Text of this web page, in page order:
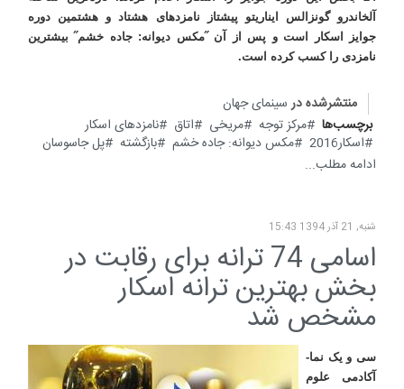
آلخاندرو گونزالس ایناریتو پیشتاز نامزدهای هشتاد و هشتمین دوره
جوایز اسکار است و پس از آن ˝مکس دیوانه: جاده خشم˝ بیشترین
نامزدی را کسب کرده است.
منتشرشده در سینمای جهان
برچسب‌ها
مرکز توجه مریخی اتاق
نامزدهای اسکار
اسکار2016
مکس دیوانه: جاده خشم بازگشته
پل جاسوسان
ادامه مطلب...
شنبه, 21 آذر 1394 15:43
اسامی 74 ترانه برای رقابت در
بخش بهترین ترانه اسکار
مشخص شد
سی و یک نما-
آکادمی علوم